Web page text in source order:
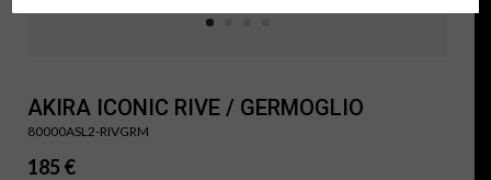
AKIRA ICONIC RIVE / GERMOGLIO
80000ASL2-RIVGRM
185 €